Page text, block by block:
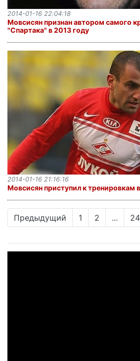
Мовсисян признан автором самого
"Спартака" в 2013 году
2014-01-16 22:04:18
Мовсисян приступил к тренировкам
2014-01-16 21:16:16
Предыдущий 1 2 ... 24